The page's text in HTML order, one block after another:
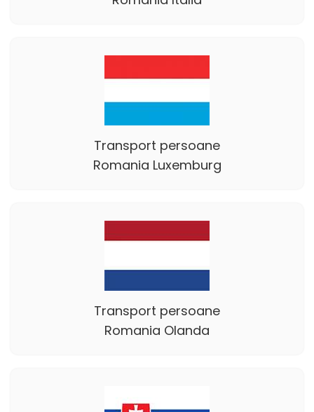
Transport persoane
Romania Luxemburg
Transport persoane
Romania Olanda